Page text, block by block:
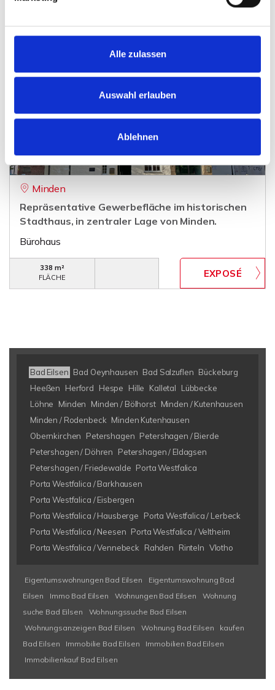
Alle zulassen
Auswahl erlauben
Ablehnen
Villa
1.750,- €
Minden
Repräsentative Gewerbefläche im historischen
Stadthaus, in zentraler Lage von Minden.
Bürohaus
338 m²
FLÄCHE
Bad Eilsen Bad Oeynhausen Bad Salzuflen Bückeburg
Heeßen
Herford Hespe Hille Kalletal
Lübbecke
Löhne
Minden Minden / Bölhorst Minden / Kutenhausen
Minden / Rodenbeck Minden Kutenhausen
Obernkirchen
Petershagen Petershagen / Bierde
Petershagen / Döhren
Petershagen / Eldagsen
Petershagen / Friedewalde Porta Westfalica
Porta Westfalica / Barkhausen
Porta Westfalica / Eisbergen
Porta Westfalica / Hausberge
Porta Westfalica / Lerbeck
Porta Westfalica / Neesen Porta Westfalica / Veltheim
Porta Westfalica / Vennebeck
Rahden Rinteln Vlotho
Eigentumswohnungen Bad Eilsen
Eigentumswohnung Bad
Eilsen
Immo Bad Eilsen Wohnungen Bad Eilsen
Wohnung
suche Bad Eilsen
Wohnungssuche Bad Eilsen
Wohnungsanzeigen Bad Eilsen
Wohnung Bad Eilsen
kaufen
Bad Eilsen
Immobilie Bad Eilsen
Immobilien Bad Eilsen
Immobilienkauf Bad Eilsen